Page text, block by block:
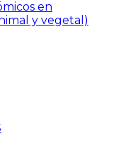
en
y vegetal)